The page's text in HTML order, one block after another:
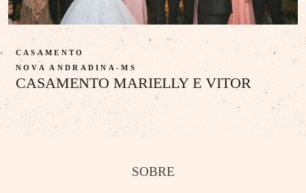
CASAMENTO MARIELLY E VITOR
CASAMENTO
NOVA ANDRADINA-MS
SOBRE